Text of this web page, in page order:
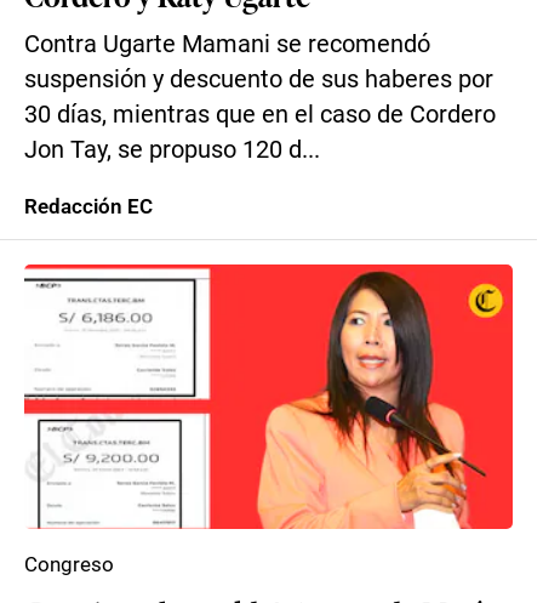
Contra Ugarte Mamani se recomendó
suspensión y descuento de sus haberes por
30 días, mientras que en el caso de Cordero
Jon Tay, se propuso 120 d...
Redacción EC
Congreso